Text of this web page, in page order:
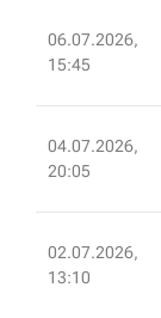
06.07.2026,
15:45
04.07.2026,
20:05
02.07.2026,
13:10